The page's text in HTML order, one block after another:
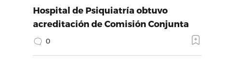
Hospital de Psiquiatría obtuvo
acreditación de Comisión Conjunta
0